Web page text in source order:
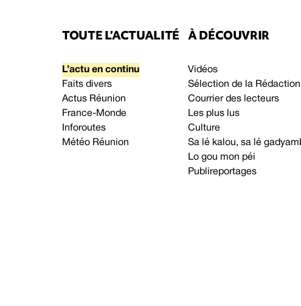
TOUTE L’ACTUALITÉ
L’actu en continu
Faits divers
Actus Réunion
France-Monde
Inforoutes
Météo Réunion
À DÉCOUVRIR
Vidéos
Sélection de la Rédaction
Courrier des lecteurs
Les plus lus
Culture
Sa lé kalou, sa lé
Lo gou mon péi
Publireportages